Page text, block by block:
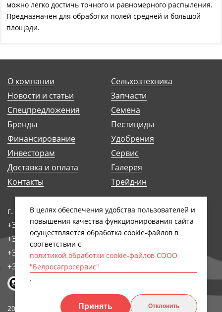
можно легко достичь точного и равномерного распыления.
Предназначен для обработки полей средней и большой
площади.
О компании
Новости и статьи
Спецпредложения
Бренды
Финансирование
Инвесторам
Доставка и оплата
Контакты
Сельхозтехника
Запчасти
Семена
Пестициды
Удобрения
Сервис
Галерея
Трейд-ин
г. Минск, ул. Антоновская, 14Б
+375 (17) 248-91-29
+375 (17) 242-97-93
+375 (17) 258-89-66
+375 (44) 768-79-84
2026, СООО
Обработка персональных
В целях обеспечения удобства пользователей и
повышения качества функционирования сайта
осуществляется обработка сookiе-файлов в
соответствии с
политикой обработки cookie-файлов СООО
"Белросагросервис"
.
Принять Отклонить